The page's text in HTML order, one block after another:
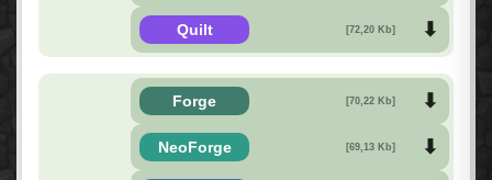
Quilt [72,20 Kb]
Forge [70,22 Kb]
NeoForge [69,13 Kb]